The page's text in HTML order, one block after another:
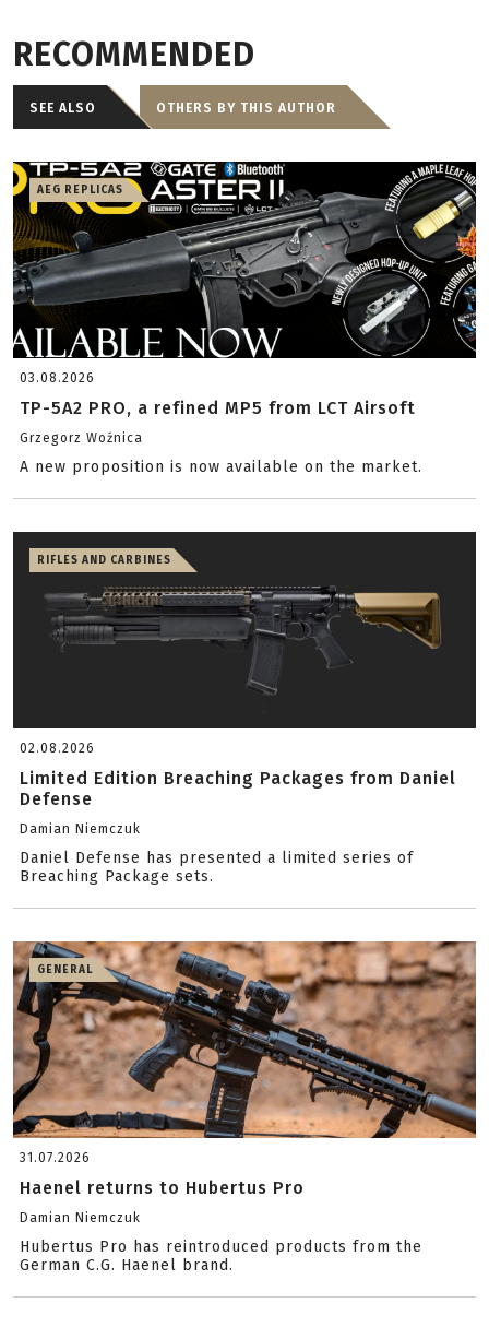
RECOMMENDED
SEE ALSO OTHERS BY THIS AUTHOR
AEG REPLICAS
03.08.2026
TP-5A2 PRO, a refined MP5 from LCT Airsoft
Grzegorz Woźnica
A new proposition is now available on the market.
RIFLES AND CARBINES
02.08.2026
Limited Edition Breaching Packages from Daniel
Defense
Damian Niemczuk
Daniel Defense has presented a limited series of
Breaching Package sets.
GENERAL
31.07.2026
Haenel returns to Hubertus Pro
Damian Niemczuk
Hubertus Pro has reintroduced products from the
German C.G. Haenel brand.